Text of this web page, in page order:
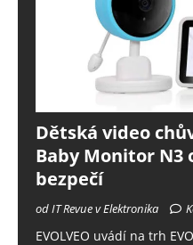
Dětská video
Baby Monitor N3
bezpečí
od IT Revue v Elektronika
EVOLVEO uvádí na trh